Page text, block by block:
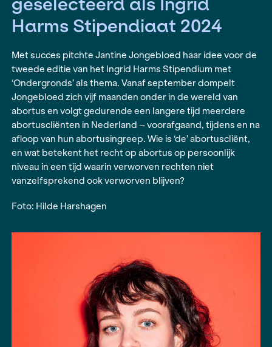
Jantine Jongebloed
geselecteerd als Ingrid
Harms Stipendiaat
Met succes pitchte Jantine Jongebloed haar
tweede editie van het Ingrid Harms Stipendium
‘Ondergronds’ als thema. Vanaf september
Jongebloed zich vijf maanden onder in de
abortus en volgt gedurende een langere tijd
afloop van hun abortusingreep. Wie is ‘de’
en wat betekent het recht op abortus op
vanzelfsprekend ook verworven blijven?
Foto: Hilde Harshagen